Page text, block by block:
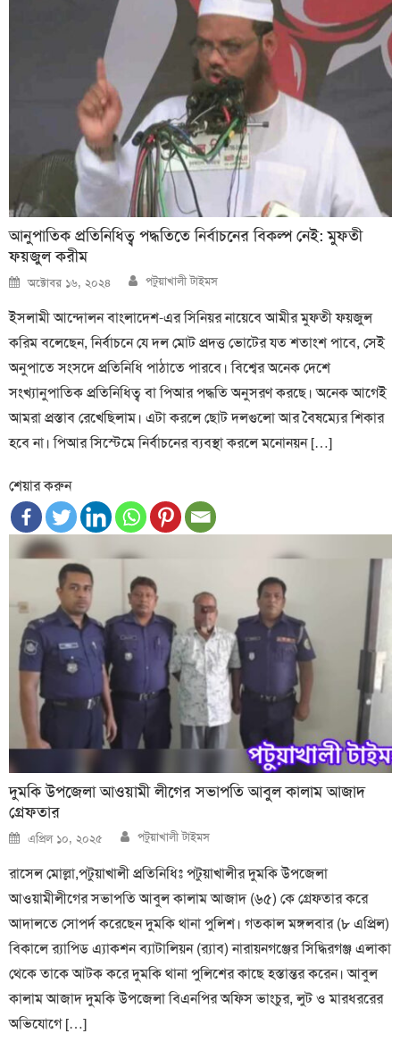
আনুপাতিক প্রতিনিধিত্ব পদ্ধতিতে নির্বাচনের বিকল্প নেই: মুফতী
ফয়জুল করীম
Posted
on
অক্টোবর ১৬, ২০২৪ Author
পটুয়াখালী টাইমস
ইসলামী আন্দোলন বাংলাদেশ-এর সিনিয়র নায়েবে আমীর মুফতী ফয়জুল
করিম বলেছেন, নির্বাচনে যে দল মোট প্রদত্ত ভোটের যত শতাংশ পাবে, সেই
অনুপাতে সংসদে প্রতিনিধি পাঠাতে পারবে। বিশ্বের অনেক দেশে
সংখ্যানুপাতিক প্রতিনিধিত্ব বা পিআর পদ্ধতি অনুসরণ করছে। অনেক আগেই
আমরা প্রস্তাব রেখেছিলাম। এটা করলে ছোট দলগুলো আর বৈষম্যের শিকার
হবে না। পিআর সিস্টেমে নির্বাচনের ব্যবস্থা করলে মনোনয়ন […]
শেয়ার করুন
দুমকি উপজেলা আওয়ামী লীগের সভাপতি আবুল কালাম আজাদ
গ্রেফতার
Posted
on
এপ্রিল ১০, ২০২৫ Author
পটুয়াখালী টাইমস
রাসেল মোল্লা,পটুয়াখালী প্রতিনিধিঃ পটুয়াখালীর দুমকি উপজেলা
আওয়ামীলীগের সভাপতি আবুল কালাম আজাদ (৬৫) কে গ্রেফতার করে
আদালতে সোপর্দ করেছেন দুমকি থানা পুলিশ। গতকাল মঙ্গলবার (৮ এপ্রিল)
বিকালে র‍‍্যাপিড এ্যাকশন ব্যাটালিয়ন (র‌্যাব) নারায়নগঞ্জের সিদ্ধিরগঞ্জ এলাকা
থেকে তাকে আটক করে দুমকি থানা পুলিশের কাছে হস্তান্তর করেন। আবুল
কালাম আজাদ দুমকি উপজেলা বিএনপির অফিস ভাংচুর, লুট ও মারধররের
অভিযোগে […]